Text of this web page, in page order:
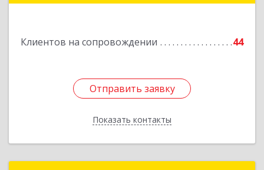
Клиентов на сопровождении 44
Отправить заявку
Показать контакты
Отправить заявку
Назад